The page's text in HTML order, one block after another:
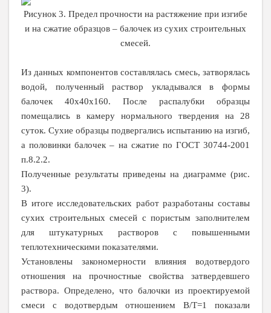
Рисунок 3. Предел прочности на растяжение при изгибе
и на сжатие образцов – балочек из сухих строительных
смесей.
Из данных компонентов составлялась смесь, затворялась
водой, полученный раствор укладывался в формы
балочек 40х40х160. После распалубки образцы
помещались в камеру нормального твердения на 28
суток. Сухие образцы подвергались испытанию на изгиб,
а половинки балочек – на сжатие по ГОСТ 30744-2001
п.8.2.2.
Полученные результаты приведены на диаграмме (рис.
3).
В итоге исследовательских работ разработаны составы
сухих строительных смесей с пористым заполнителем
для штукатурных растворов с повышенными
теплотехническими показателями.
Установлены закономерности влияния водотвердого
отношения на прочностные свойства затвердевшего
раствора. Определено, что балочки из проектируемой
смеси с водотвердым отношением В/Т=1 показали